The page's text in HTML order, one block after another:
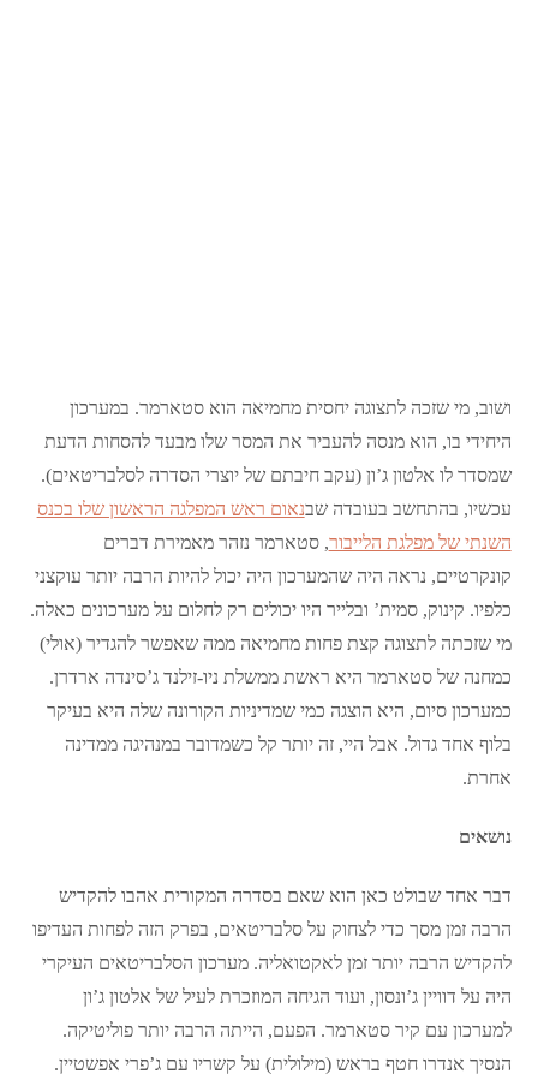
ושוב, מי שזכה לתצוגה יחסית מחמיאה הוא סטארמר. במערכון
היחידי בו, הוא מנסה להעביר את המסר שלו מבעד להסחות הדעת
שמסדר לו אלטון ג’ון (עקב חיבתם של יוצרי הסדרה לסלבריטאים).
עכשיו, בהתחשב בעובדה שבנאום ראש המפלגה הראשון שלו בכנס
השנתי של מפלגת הלייבור, סטארמר נזהר מאמירת דברים
קונקרטיים, נראה היה שהמערכון היה יכול להיות הרבה יותר עוקצני
כלפיו. קינוק, סמית’ ובלייר היו יכולים רק לחלום על מערכונים כאלה.
מי שזכתה לתצוגה קצת פחות מחמיאה ממה שאפשר להגדיר (אולי)
כמחנה של סטארמר היא ראשת ממשלת ניו-זילנד ג’סינדה ארדרן.
כמערכון סיום, היא הוצגה כמי שמדיניות הקורונה שלה היא בעיקר
בלוף אחד גדול. אבל היי, זה יותר קל כשמדובר במנהיגה ממדינה
אחרת.
נושאים
דבר אחד שבולט כאן הוא שאם בסדרה המקורית אהבו להקדיש
הרבה זמן מסך כדי לצחוק על סלבריטאים, בפרק הזה לפחות העדיפו
להקדיש הרבה יותר זמן לאקטואליה. מערכון הסלבריטאים העיקרי
היה על דוויין ג’ונסון, ועוד הגיחה המוזכרת לעיל של אלטון ג’ון
למערכון עם קיר סטארמר. הפעם, הייתה הרבה יותר פוליטיקה.
הנסיך אנדרו חטף בראש (מילולית) על קשריו עם ג’פרי אפשטיין.